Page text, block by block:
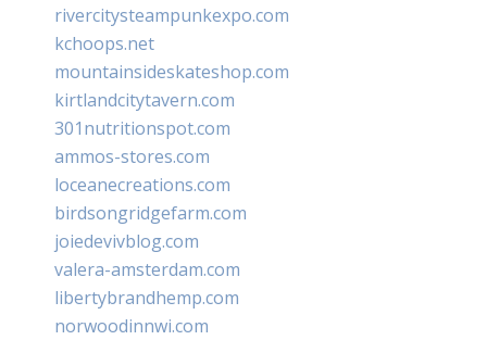
rivercitysteampunkexpo.com
kchoops.net
mountainsideskateshop.com
kirtlandcitytavern.com
301nutritionspot.com
ammos-stores.com
loceanecreations.com
birdsongridgefarm.com
joiedevivblog.com
valera-amsterdam.com
libertybrandhemp.com
norwoodinnwi.com